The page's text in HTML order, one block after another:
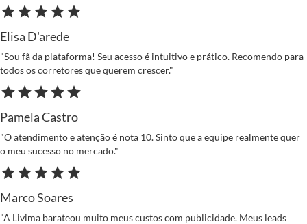
starstarstarstarstar
Elisa D'arede
"Sou fã da plataforma! Seu acesso é intuitivo e prático. Recomendo para
todos os corretores que querem crescer."
starstarstarstarstar
Pamela Castro
"O atendimento e atenção é nota 10. Sinto que a equipe realmente quer
o meu sucesso no mercado."
starstarstarstarstar
Marco Soares
"A Livima barateou muito meus custos com publicidade. Meus leads